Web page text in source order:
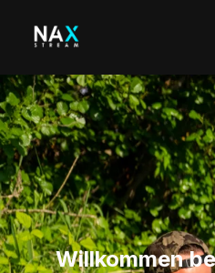
Willkommen